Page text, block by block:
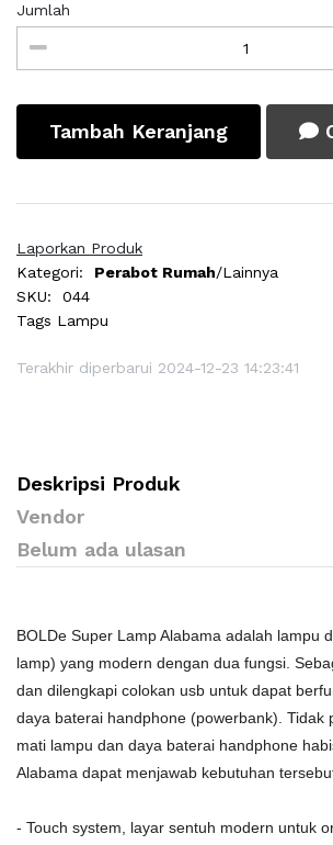
Jumlah
Tambah Keranjang
Laporkan Produk
Kategori:
Perabot Rumah/Lainnya
SKU:
044
Tags Lampu
Terakhir diperbarui 2024-12-23 14:23:41
Deskripsi Produk
Vendor
Belum ada ulasan
BOLDe Super Lamp Alabama adalah lampu
lamp) yang modern dengan dua fungsi.
dan dilengkapi colokan usb untuk dapat
daya baterai handphone (powerbank). Tidak
mati lampu dan daya baterai handphone
Alabama dapat menjawab kebutuhan
- Touch system, layar sentuh modern untuk